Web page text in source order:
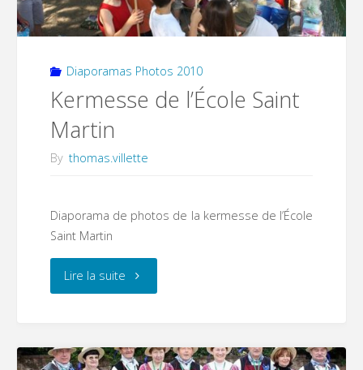
Diaporamas Photos 2010
Kermesse de l’École Saint
Martin
By thomas.villette
Diaporama de photos de la kermesse de l’École
Saint Martin
Lire la suite"Kermesse
l’École